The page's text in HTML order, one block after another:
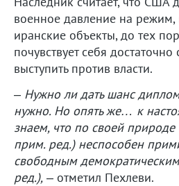
военное давление на режим,
иранские объекты, до тех
почувствует себя
выступить против власти.
– Нужно ли дать шанс
нужно. Но опять же… к
знаем, что по своей
прим. ред.) неспособен
свободным
ред.), – отметил Пехлеви.